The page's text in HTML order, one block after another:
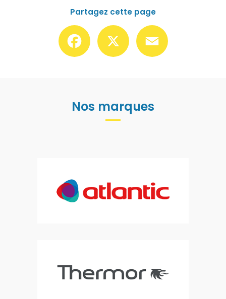
Partagez cette page
Facebook
Nos marques